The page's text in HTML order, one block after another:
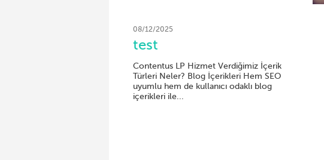
08/12/2025
test
Contentus LP Hizmet Verdiğimiz İçerik
Türleri Neler? Blog İçerikleri Hem SEO
uyumlu hem de kullanıcı odaklı blog
içerikleri ile...